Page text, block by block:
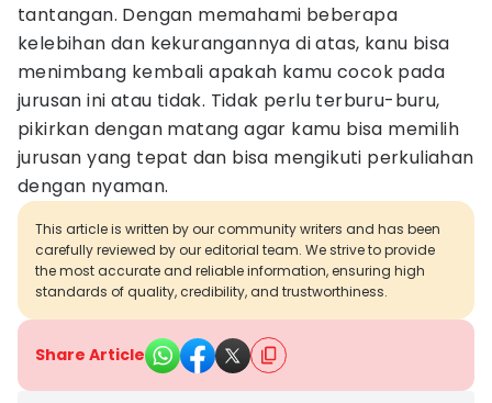
tantangan. Dengan memahami beberapa
kelebihan dan kekurangannya di atas, kanu bisa
menimbang kembali apakah kamu cocok pada
jurusan ini atau tidak. Tidak perlu terburu-buru,
pikirkan dengan matang agar kamu bisa memilih
jurusan yang tepat dan bisa mengikuti perkuliahan
dengan nyaman.
This article is written by our community writers and has been
carefully reviewed by our editorial team. We strive to provide
the most accurate and reliable information, ensuring high
standards of quality, credibility, and trustworthiness.
Share Article